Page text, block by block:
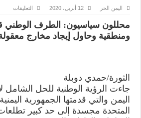
اليمن الحر 12 أبريل، 2020 التعليقات
الرؤية
لإنهاء
محللون سياسيون: الطرف الوطني
ومنطقية وحاول إيجاد مخارج
الثورة/حمدي دوبلة
جاءت الرؤية الوطنية للحل الشامل
اليمن والتي قدمتها الجمهورية
المتحدة مجسدة إلى حد كبير تطلعات